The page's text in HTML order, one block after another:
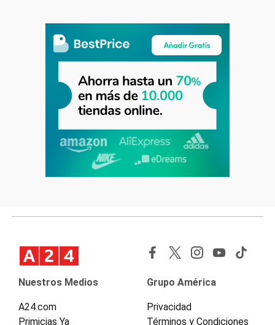
Nuestros Medios
A24.com
Primicias Ya
Grupo América
Privacidad
Términos y Condiciones